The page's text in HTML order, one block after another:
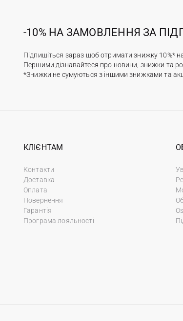
-10% НА ЗАМОВЛЕННЯ ЗА
Підпишіться зараз щоб отримати знижку 10%*
Першими дізнавайтеся про новини, знижки та
*Знижки не сумуються з іншими знижками та
КЛІЄНТАМ
Контакти
Доставка
Оплата
Повернення
Гарантія
Програма лояльності